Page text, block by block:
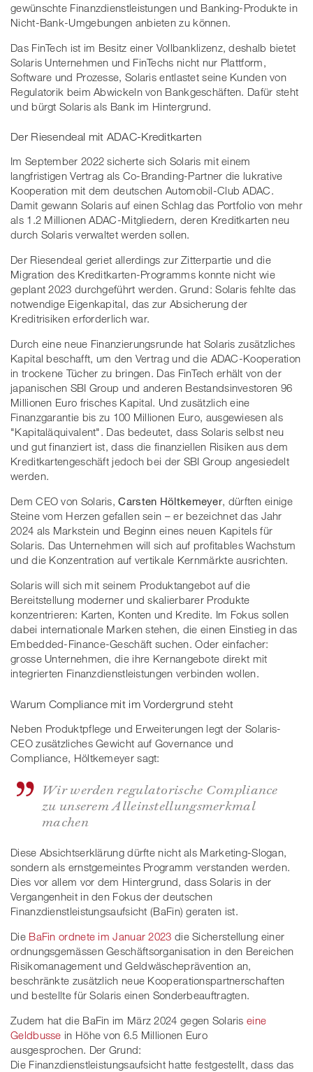
gewünschte Finanzdienstleistungen und Banking-Produkte in
Nicht-Bank-Umgebungen anbieten zu können.
Das FinTech ist im Besitz einer Vollbanklizenz, deshalb bietet
Solaris Unternehmen und FinTechs nicht nur Plattform,
Software und Prozesse, Solaris entlastet seine Kunden von
Regulatorik beim Abwickeln von Bankgeschäften. Dafür steht
und bürgt Solaris als Bank im Hintergrund.
Der Riesendeal mit ADAC-Kreditkarten
Im September 2022 sicherte sich Solaris mit einem
langfristigen Vertrag als Co-Branding-Partner die lukrative
Kooperation mit dem deutschen Automobil-Club ADAC.
Damit gewann Solaris auf einen Schlag das Portfolio von mehr
als 1.2 Millionen ADAC-Mitgliedern, deren Kreditkarten neu
durch Solaris verwaltet werden sollen.
Der Riesendeal geriet allerdings zur Zitterpartie und die
Migration des Kreditkarten-Programms konnte nicht wie
geplant 2023 durchgeführt werden. Grund: Solaris fehlte das
notwendige Eigenkapital, das zur Absicherung der
Kreditrisiken erforderlich war.
Durch eine neue Finanzierungsrunde hat Solaris zusätzliches
Kapital beschafft, um den Vertrag und die ADAC-Kooperation
in trockene Tücher zu bringen. Das FinTech erhält von der
japanischen SBI Group und anderen Bestandsinvestoren 96
Millionen Euro frisches Kapital. Und zusätzlich eine
Finanzgarantie bis zu 100 Millionen Euro, ausgewiesen als
"Kapitaläquivalent". Das bedeutet, dass Solaris selbst neu
und gut finanziert ist, dass die finanziellen Risiken aus dem
Kreditkartengeschäft jedoch bei der SBI Group angesiedelt
werden.
Dem CEO von Solaris,Carsten Höltkemeyer, dürften einige
Steine vom Herzen gefallen sein – er bezeichnet das Jahr
2024 als Markstein und Beginn eines neuen Kapitels für
Solaris. Das Unternehmen will sich auf profitables Wachstum
und die Konzentration auf vertikale Kernmärkte ausrichten.
Solaris will sich mit seinem Produktangebot auf die
Bereitstellung moderner und skalierbarer Produkte
konzentrieren: Karten, Konten und Kredite. Im Fokus sollen
dabei internationale Marken stehen, die einen Einstieg in das
Embedded-Finance-Geschäft suchen. Oder einfacher:
grosse Unternehmen, die ihre Kernangebote direkt mit
integrierten Finanzdienstleistungen verbinden wollen.
Warum Compliance mit im Vordergrund steht
Neben Produktpflege und Erweiterungen legt der Solaris-
CEO zusätzliches Gewicht auf Governance und
Compliance, Höltkemeyer sagt:
Wir werden regulatorische Compliance
zu unserem Alleinstellungsmerkmal
machen
Diese Absichtserklärung dürfte nicht als Marketing-Slogan,
sondern als ernstgemeintes Programm verstanden werden.
Dies vor allem vor dem Hintergrund, dass Solaris in der
Vergangenheit in den Fokus der deutschen
Finanzdienstleistungsaufsicht (BaFin) geraten ist.
Die BaFin ordnete im Januar 2023 die Sicherstellung einer
ordnungsgemässen Geschäftsorganisation in den Bereichen
Risikomanagement und Geldwäscheprävention an,
beschränkte zusätzlich neue Kooperationspartnerschaften
und bestellte für Solaris einen Sonderbeauftragten.
Zudem hat die BaFin im März 2024 gegen Solariseine
Geldbusse in Höhe von 6.5 Millionen Euro
ausgesprochen. Der Grund:
Die Finanzdienstleistungsaufsicht hatte festgestellt, dass das